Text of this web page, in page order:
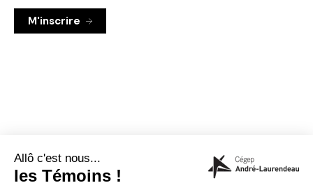
M'inscrire
le
site
site